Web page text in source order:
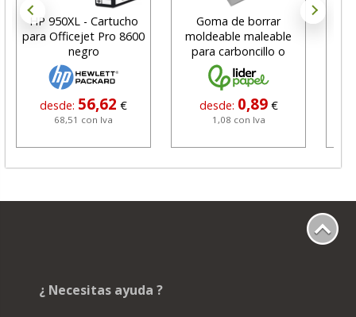
HP 950XL - Cartucho
para Officejet Pro 8600
negro
desde: 56,62 €
68,51 con Iva
Goma de borrar
moldeable maleable
para carboncillo o
grafito
desde: 0,89 €
1,08 con Iva
¿ Necesitas ayuda ?